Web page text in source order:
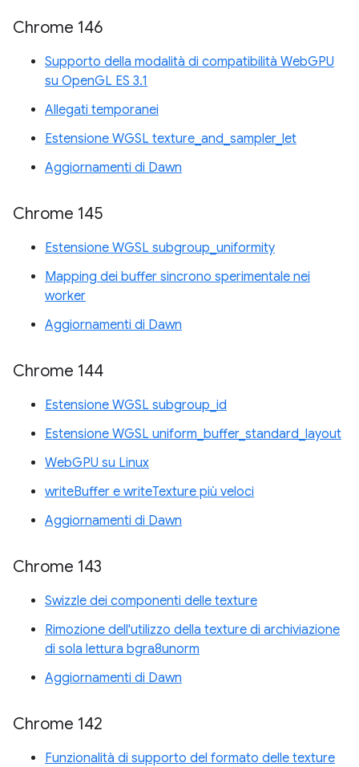
Chrome 146
Supporto della modalità di compatibilità WebGPU
su OpenGL ES 3.1
Allegati temporanei
Estensione WGSL texture_and_sampler_let
Aggiornamenti di Dawn
Chrome 145
Estensione WGSL subgroup_uniformity
Mapping dei buffer sincrono sperimentale nei
worker
Aggiornamenti di Dawn
Chrome 144
Estensione WGSL subgroup_id
Estensione WGSL uniform_buffer_standard_layout
WebGPU su Linux
writeBuffer e writeTexture più veloci
Aggiornamenti di Dawn
Chrome 143
Swizzle dei componenti delle texture
Rimozione dell'utilizzo della texture di archiviazione
di sola lettura bgra8unorm
Aggiornamenti di Dawn
Chrome 142
Funzionalità di supporto del formato delle texture